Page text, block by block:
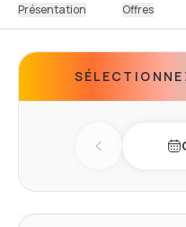
Présentation Offres
Previous day